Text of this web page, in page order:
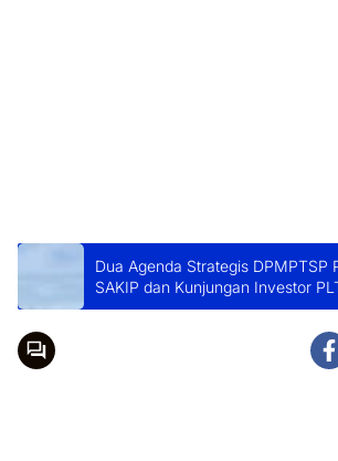
Dua Agenda Strategis DPMPTSP
SAKIP dan Kunjungan Investor